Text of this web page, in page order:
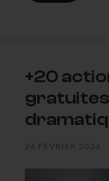
+20
26 FÉVRIER 2024